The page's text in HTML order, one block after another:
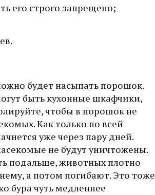
его строго запрещено;
будет насыпать порошок.
быть кухонные шкафчики,
чтобы в порошок не
Как только по всей
уже через пару дней.
не будут уничтожены.
подальше, животных плотно
а потом погибают. Это тоже
бура чуть медленнее